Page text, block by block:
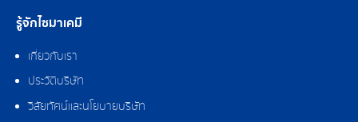
รู้จักไซมาเคมี
เกี่ยวกับเรา
ประวัติบริษัท
วิสัยทัศน์และนโยบายบริษัท